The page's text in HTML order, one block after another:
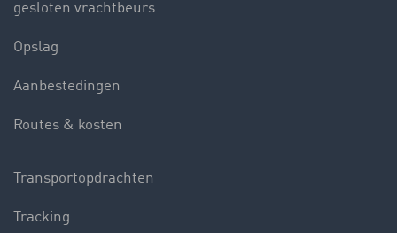
gesloten vrachtbeurs
Opslag
Aanbestedingen
Routes & kosten
Transportopdrachten
Tracking